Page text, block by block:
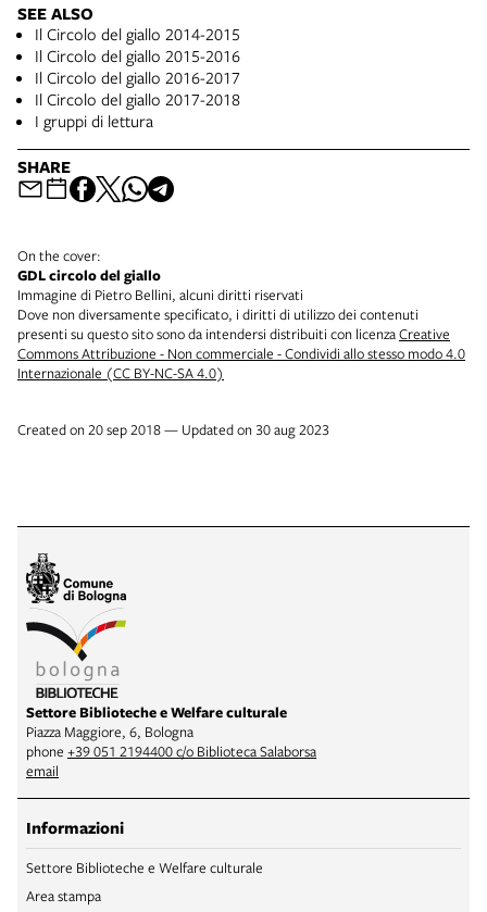
SEE ALSO
Il Circolo del giallo 2014-2015
Il Circolo del giallo 2015-2016
Il Circolo del giallo 2016-2017
Il Circolo del giallo 2017-2018
I gruppi di lettura
SHARE
On the cover:
GDL circolo del giallo
Immagine di Pietro Bellini, alcuni diritti riservati
Dove non diversamente specificato, i diritti di utilizzo dei contenuti
presenti su questo sito sono da intendersi distribuiti con licenzaCreative
Commons Attribuzione - Non commerciale - Condividi allo stesso modo 4.0
Internazionale (CC BY-NC-SA 4.0)
Created on 20 sep 2018 — Updated on 30 aug 2023
Settore Biblioteche e Welfare culturale
Piazza Maggiore, 6, Bologna
phone +39 051 2194400 c/o Biblioteca Salaborsa
email
Informazioni
Settore Biblioteche e Welfare culturale
Area stampa